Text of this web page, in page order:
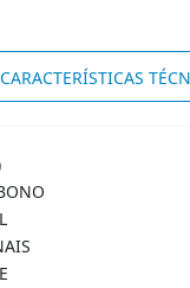
CARACTERÍSTICAS